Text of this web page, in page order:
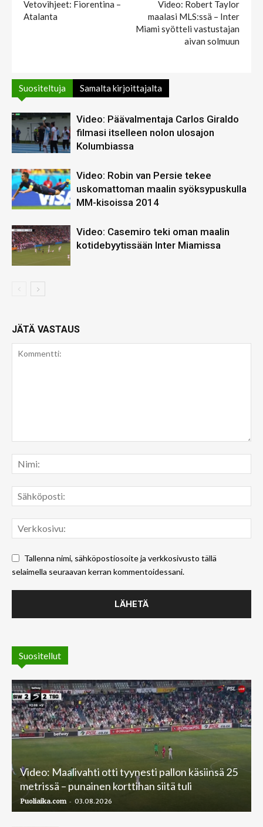
Vetovihjeet: Fiorentina –
Atalanta
Video: Robert Taylor
maalasi MLS:ssä – Inter
Miami syötteli vastustajan
aivan solmuun
Suositeltuja Samalta kirjoittajalta
Video: Päävalmentaja Carlos Giraldo
filmasi itselleen nolon ulosajon
Kolumbiassa
Video: Robin van Persie tekee
uskomattoman maalin syöksypuskulla
MM-kisoissa 2014
Video: Casemiro teki oman maalin
kotidebyytissään Inter Miamissa
JÄTÄ VASTAUS
Tallenna nimi, sähköpostiosoite ja verkkosivusto tällä
selaimella seuraavan kerran kommentoidessani.
Suositellut
Video: Maalivahti otti tyynesti pallon käsiinsä 25
metrissä – punainen korttihan siitä tuli
Puoliaika.com - 03.08.2026